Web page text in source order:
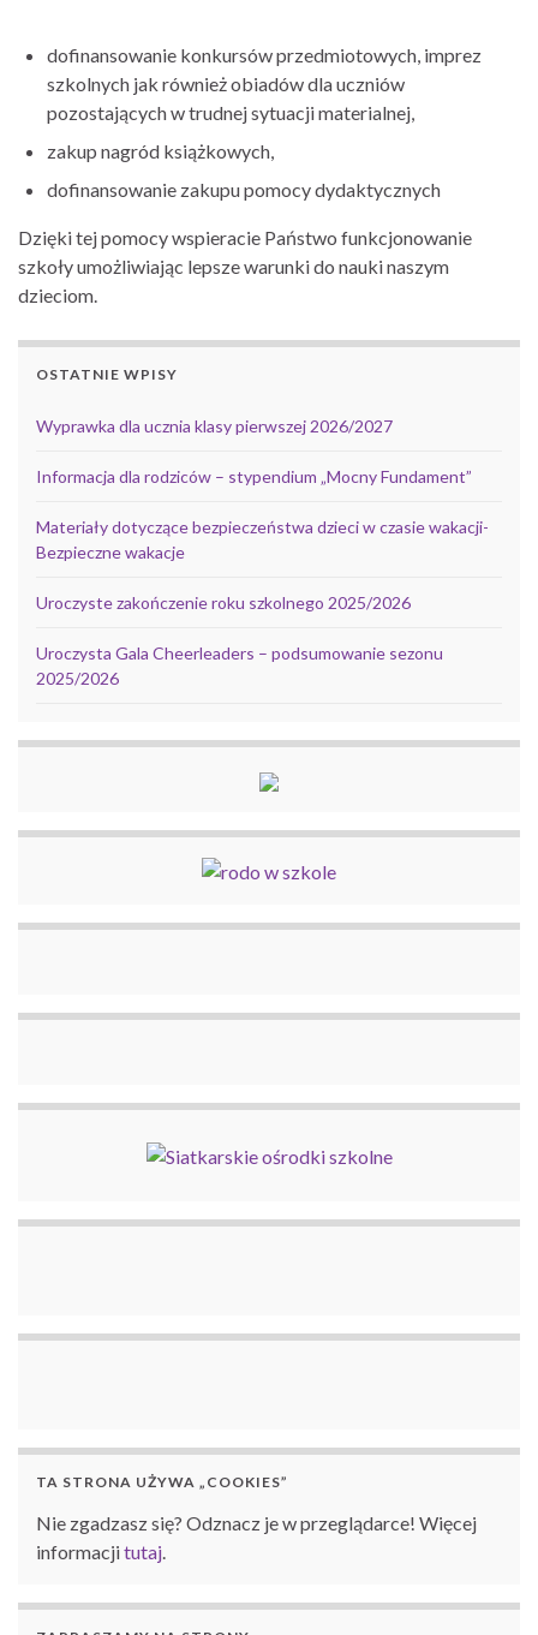
dofinansowanie konkursów przedmiotowych, imprez
szkolnych jak również obiadów dla uczniów
pozostających w trudnej sytuacji materialnej,
zakup nagród książkowych,
dofinansowanie zakupu pomocy dydaktycznych
Dzięki tej pomocy wspieracie Państwo funkcjonowanie
szkoły umożliwiając lepsze warunki do nauki naszym
dzieciom.
OSTATNIE WPISY
Wyprawka dla ucznia klasy pierwszej 2026/2027
Informacja dla rodziców – stypendium „Mocny Fundament”
Materiały dotyczące bezpieczeństwa dzieci w czasie wakacji-
Bezpieczne wakacje
Uroczyste zakończenie roku szkolnego 2025/2026
Uroczysta Gala Cheerleaders – podsumowanie sezonu
2025/2026
TA STRONA UŻYWA „COOKIES”
Nie zgadzasz się? Odznacz je w przeglądarce! Więcej
informacjitutaj.